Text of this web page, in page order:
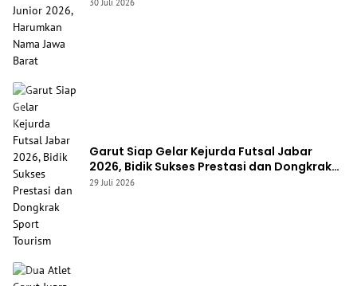
30 Juli 2026
Garut Siap Gelar Kejurda Futsal Jabar
2026, Bidik Sukses Prestasi dan Dongkrak
Sport Tourism
29 Juli 2026